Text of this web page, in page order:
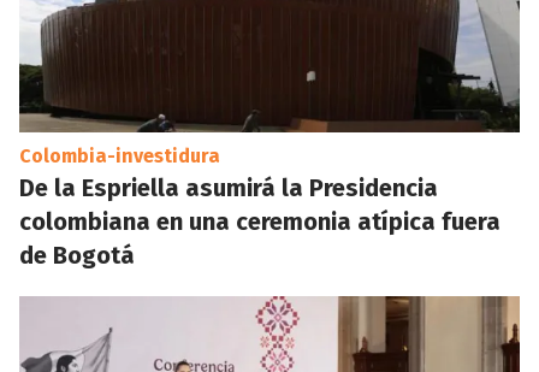
Colombia-investidura
De la Espriella asumirá la Presidencia
colombiana en una ceremonia atípica fuera
de Bogotá